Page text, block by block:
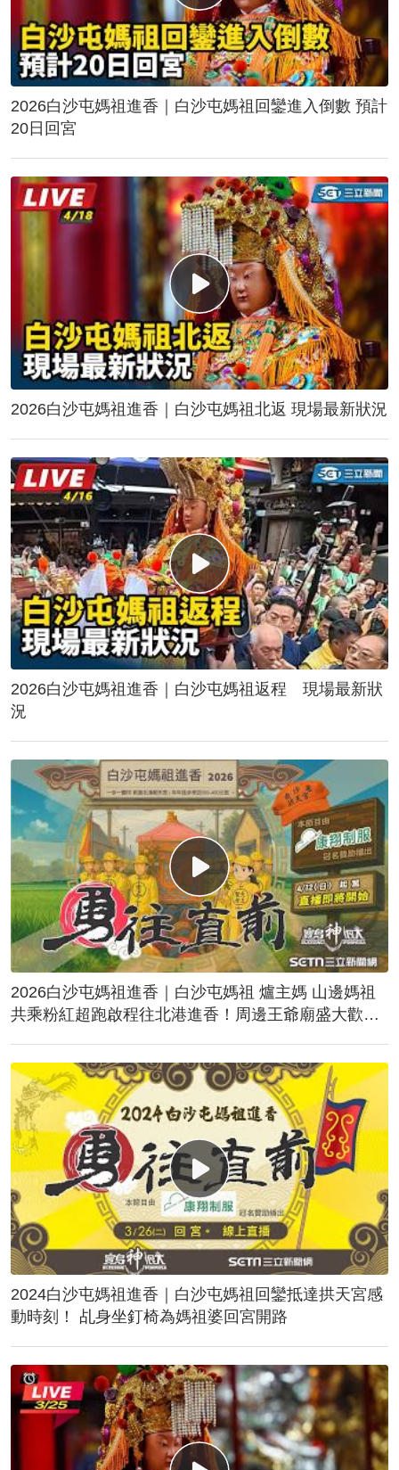
2026白沙屯媽祖進香｜白沙屯媽祖回鑾進入倒數 預計
20日回宮
2026白沙屯媽祖進香｜白沙屯媽祖北返 現場最新狀況
2026白沙屯媽祖進香｜白沙屯媽祖返程 現場最新狀
況
2026白沙屯媽祖進香｜白沙屯媽祖 爐主媽 山邊媽祖
共乘粉紅超跑啟程往北港進香！周邊王爺廟盛大歡
2024白沙屯媽祖進香｜白沙屯媽祖回鑾抵達拱天宮感
動時刻！ 乩身坐釘椅為媽祖婆回宮開路